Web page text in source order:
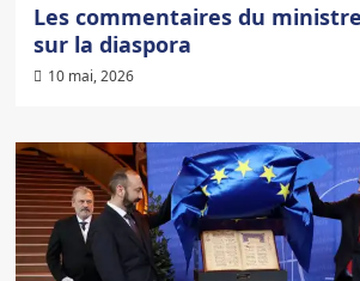
Les commentaires du
sur la diaspora
10 mai, 2026